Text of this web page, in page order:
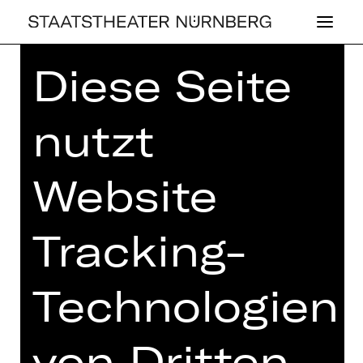
Home>Haus >Künstler*innen>
Roland Böer
OPER ,KONZERT
ROLAND BÖER
Diese Seite
nutzt
Website
Tracking-
Technologien